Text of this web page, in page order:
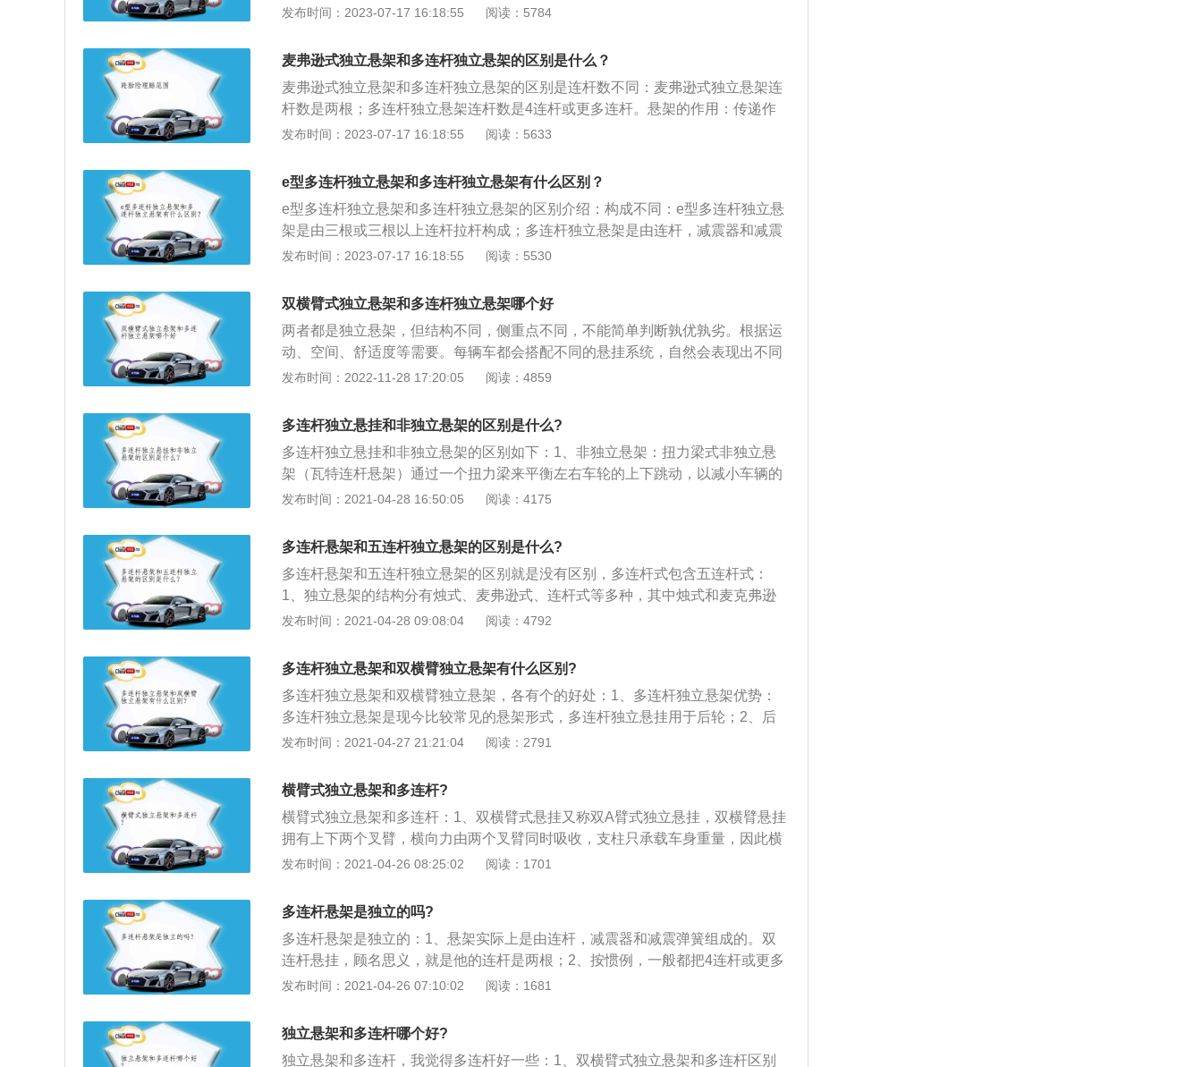
架结构。2、所属体系不同：多连杆悬架属于双a臂式悬吊与多连杆式悬吊系；e
桥或车轮之间的一切传力连接装置的总称，其作用是：1、车辆通过凹凸不平的
地面时提供缓冲；2、保障车轮在固定的角度内活动，使转向稳定；3、支撑车轮
的重量；4、维持车轮与地面的良好接触，确保车轮与地面之间造成的驱动轮、
制动力能准确传到车身上。
发布时间：2023-07-17 16:18:55 阅读：5784
麦弗逊式独立悬架和多连杆独立悬架的区别是什么？
麦弗逊式独立悬架和多连杆独立悬架的区别是连杆数不同：麦弗逊式独立悬架连
杆数是两根；多连杆独立悬架连杆数是4连杆或更多连杆。悬架的作用：传递作
用在车轮和车架之间的力和力扭，并且缓冲由不平路面传给车架或车身的冲击
与非独立悬挂，独立悬挂主要有：双叉臂式悬挂、双横臂式悬挂、多连杆式悬
挂、麦弗逊式悬挂等。
发布时间：2023-07-17 16:18:55 阅读：5633
e型多连杆独立悬架和多连杆独立悬架有什么区别？
e型多连杆独立悬架和多连杆独立悬架的区别介绍：构成不同：e型多连杆独立悬
架是由三根或三根以上连杆拉杆构成；多连杆独立悬架是由连杆，减震器和减震
弹簧构成。所属体系不同：e型多连杆独立悬架是于双叉臂的改良，不完全算是
个重要的部件，悬架是用来连接车身与车轮，如果没有悬架，汽车无法正常行
驶。汽车上的悬架有两类，一类是独立悬架，另一类是非独立悬架。
发布时间：2023-07-17 16:18:55 阅读：5530
双横臂式独立悬架和多连杆独立悬架哪个好
两者都是独立悬架，但结构不同，侧重点不同，不能简单判断孰优孰劣。根据运
动、空间、舒适度等需要。每辆车都会搭配不同的悬挂系统，自然会表现出不同
的特点。至于哪个更好，需要你自己判断。概述：双叉骨悬架是指具有两个叉骨
动时车轮轨迹发生较大变化，轮胎磨损加剧，不符合高速行驶的要求，目前很少
使用。优点：双横臂独立悬架的减振器无横向载荷，上端高度低，有利于降低车
头高度，改善车身外形。因此，这种悬架具有良好的操纵稳定性和舒适性，是一
种比较先进的悬架。缺点：双横臂独立悬架最明显的缺点是需要占用空间大，所
以很少出现在紧凑型车型上。此外，制造成本高于麦弗逊，这使得双叉骨悬架成
震弹簧组成。它的连杆不仅仅是一般的悬架。通常，具有四个或更多连杆的悬架
通常称为多连杆悬架。目前四到五个连杆比较常见。优点：多连杆独立悬架既能
保证一定的舒适性，又能因连杆较多而使车轮与地面尽可能保持垂直，尽可能减
性和操控稳定性。缺点：多连杆悬架结构相对复杂，占用空间大，出于成本和空
种后悬挂占用的空间更大，福克斯以其比同类车型更小的后排而闻名。
发布时间：2022-11-28 17:20:05 阅读：4859
多连杆独立悬挂和非独立悬架的区别是什么?
多连杆独立悬挂和非独立悬架的区别如下：1、非独立悬架：扭力梁式非独立悬
架（瓦特连杆悬架）通过一个扭力梁来平衡左右车轮的上下跳动，以减小车辆的
摇晃，保持车辆的平稳；2、优点：承载力大、成本低、容易维修、占用空间
架一般用在前轮，是当今使用最多的悬架形式。流行到什么程度呢？从五菱荣光
到保时捷全都采用麦弗逊悬架；4、优点：拥有良好的响应性和操控性，而且结
构简单，占用空间小，成本低，重量轻。缺点：行驶在不平路面时，车轮容易自
动转向，当受到剧烈冲击时，滑柱更易造成弯曲，稳定性差，抗侧倾和制动点头
能力弱。
发布时间：2021-04-28 16:50:05 阅读：4175
多连杆悬架和五连杆独立悬架的区别是什么?
多连杆悬架和五连杆独立悬架的区别就是没有区别，多连杆式包含五连杆式：
1、独立悬架的结构分有烛式、麦弗逊式、连杆式等多种，其中烛式和麦克弗逊
式形状相似，两者都是将螺旋弹簧与减振器组合在一起，但因结构不同又有重大
特点是主销位置和前轮定位角不随车轮的上下跳动而变化，有利于汽车的操纵性
和稳定性。
发布时间：2021-04-28 09:08:04 阅读：4792
多连杆独立悬架和双横臂独立悬架有什么区别?
多连杆独立悬架和双横臂独立悬架，各有个的好处：1、多连杆独立悬架优势：
多连杆独立悬架是现今比较常见的悬架形式，多连杆独立悬挂用于后轮；2、后
悬架，它的结构比较复杂，连杆数量较多，对于震动的吸收和过滤有先天的优
架；4、它对震动的传导相比多连杆悬架要更直接，这种悬架的循迹性更好，而
且反应更快，多适用于运动车型的前悬架。
发布时间：2021-04-27 21:21:04 阅读：2791
横臂式独立悬架和多连杆?
横臂式独立悬架和多连杆：1、双横臂式悬挂又称双A臂式独立悬挂，双横臂悬挂
拥有上下两个叉臂，横向力由两个叉臂同时吸收，支柱只承载车身重量，因此横
向刚度大，双叉臂式悬挂的上下两个A字形叉臂可以精确的定位前轮的各种参
的横向刚度较大，所以转弯的侧倾较小，双叉臂式悬挂通常采用上下不等长叉臂
（上短下长），让车轮在上下运动时能自动改变外倾角并且减小轮距变化减小轮
胎磨损，并且能自适应路面，轮胎接地面积大，贴地性好；3、多连杆独立悬
挂，可分为多连杆前悬挂和多连杆后悬挂系统。其中前悬挂一般为3连杆或4连杆
式独立悬挂；后悬挂则一般为4连杆或5连杆式后悬挂系统，其中5连杆式后悬挂
臂式悬挂难分伯仲，高挡轿车由于空间充裕、且注重舒适性能何操控稳定性，所
以大多使用多连杆悬挂，可以说多连杆悬挂是高挡轿车的绝佳搭挡。
发布时间：2021-04-26 08:25:02 阅读：1701
多连杆悬架是独立的吗?
多连杆悬架是独立的：1、悬架实际上是由连杆，减震器和减震弹簧组成的。双
连杆悬挂，顾名思义，就是他的连杆是两根；2、按惯例，一般都把4连杆或更多
连杆结构的悬挂，称为多连杆。可分为多连杆前悬挂和多连杆后悬挂系统；3、
悬挂系统，其中5连杆式后悬挂应用较为广泛。
发布时间：2021-04-26 07:10:02 阅读：1681
独立悬架和多连杆哪个好?
独立悬架和多连杆，我觉得多连杆好一些：1、双横臂式独立悬架和多连杆区别